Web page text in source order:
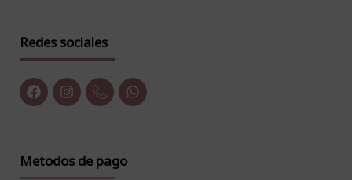
Redes sociales
Metodos de pago